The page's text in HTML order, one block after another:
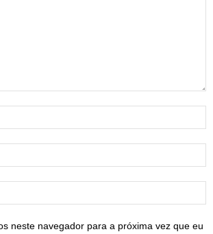
neste navegador para a próxima vez que eu